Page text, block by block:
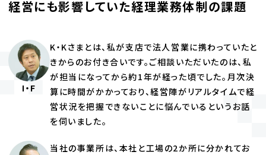
経営にも影響していた経理業務体制の課題
I・F
K・Kさまとは、私が支店で法人営業に携わっていたと
きからのお付き合いです。ご相談いただいたのは、私
が担当になってから約1年が経った頃でした。月次決
算に時間がかかっており、経営陣がリアルタイムで経
営状況を把握できないことに悩んでいるというお話
を伺いました。
当社の事業所は、本社と工場の2か所に分かれてお